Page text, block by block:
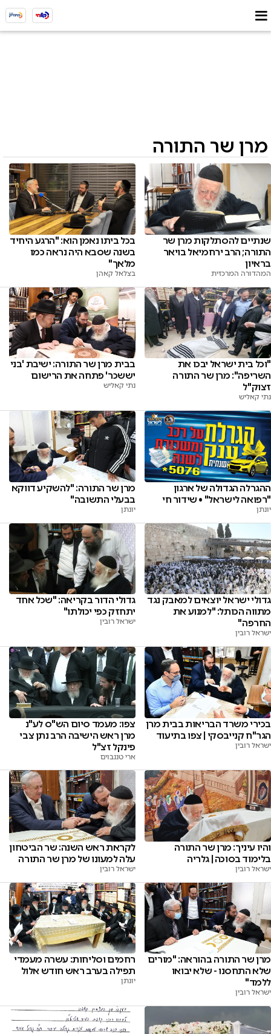
מרן שר התורה
שנתיים להסתלקות מרן שר
התורה; הרב ירחמיאל בויאר
בראיון
המהדורה המרכזית
בכל ביתו נאמן הוא: "הרגע היחיד
בשנה שסבא היה נראה כמו
מלאך"
בצלאל קאהן
"וכל בית ישראל יבכו את
השריפה": מרן שר התורה
זצוק"ל
נתי קאליש
בבית מרן שר התורה: ישיבת 'בני
יששכר' פתחה את הרישום
נתי קאליש
ההגרלה הגדולה של ארגון
"רפואה לישראל" • שידור חי
יונתן
מרן שר התורה: "להשקיע דווקא
בבעלי התשובה"
יונתן
גדולי ישראל יוצאים למאבק נגד
מתווה הכותל: "למנוע את
החרפה"
ישראל רובין
גדולי הדור בקריאה: "שכל אחד
יתחזק כפי יכולתו"
ישראל רובין
בכירי משרד הבריאות בבית מרן
הגר"ח קנייבסקי | צפו בתיעוד
ישראל רובין
צפו: מעמד סיום הש"ס לע"נ
מרן ראש הישיבה הרב נתן צבי
פינקל זצ"ל
ארי טננבוים
והיו עיניך: מרן שר התורה
בלימוד בסוכה | גלריה
ישראל רובין
לקראת ראש השנה: שר הביטחון
עלה למעונו של מרן שר התורה
ישראל רובין
מרן שר התורה בהוראה: "מורים
שלא התחסנו - שלא יבואו
ללמד"
ישראל רובין
רחמים וסליחות: עשרה מעמדי
תפילה בערב ראש חודש אלול
יונתן